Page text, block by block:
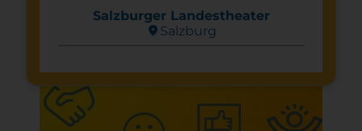
Salzburger Landestheater
location_on Salzburg